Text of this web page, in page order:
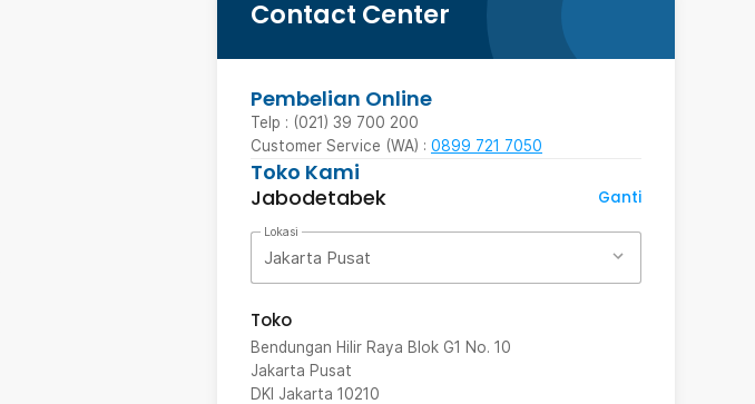
Contact Center
Pembelian Online
Telp : (021) 39 700 200
Customer Service (WA) : 0899 721 7050
Toko Kami
Jabodetabek
Ganti
Lokasi
Jakarta Pusat
Toko
Bendungan Hilir Raya Blok G1 No. 10
Jakarta Pusat
DKI Jakarta 10210